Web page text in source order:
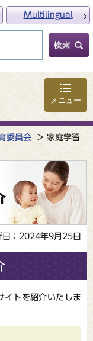
メニュー
Multilingual
委員会
家庭学習
日：2024年9月25日
トを紹介いたしま